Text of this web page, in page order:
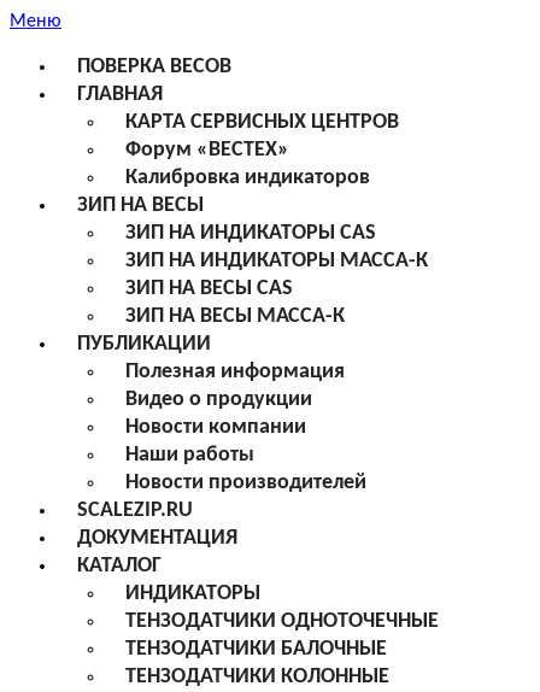
Меню
ПОВЕРКА ВЕСОВ
ГЛАВНАЯ
КАРТА СЕРВИСНЫХ ЦЕНТРОВ
Форум «ВЕСТЕХ»
Калибровка индикаторов
ЗИП НА ВЕСЫ
ЗИП НА ИНДИКАТОРЫ CAS
ЗИП НА ИНДИКАТОРЫ МАССА-К
ЗИП НА ВЕСЫ CAS
ЗИП НА ВЕСЫ МАССА-К
ПУБЛИКАЦИИ
Полезная информация
Видео о продукции
Новости компании
Наши работы
Новости производителей
SCALEZIP.RU
ДОКУМЕНТАЦИЯ
КАТАЛОГ
ИНДИКАТОРЫ
ТЕНЗОДАТЧИКИ ОДНОТОЧЕЧНЫЕ
ТЕНЗОДАТЧИКИ БАЛОЧНЫЕ
ТЕНЗОДАТЧИКИ КОЛОННЫЕ